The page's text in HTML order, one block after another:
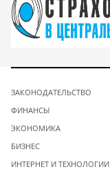
ЗАКОНОДАТЕЛЬСТВО
ФИНАНСЫ
ЭКОНОМИКА
БИЗНЕС
ИНТЕРНЕТ И ТЕХНОЛОГИИ